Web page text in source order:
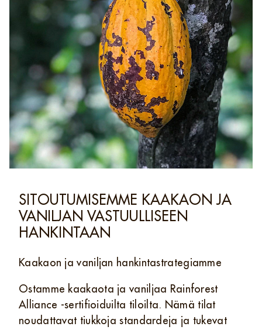
SITOUTUMISEMME KAAKAON JA
VANILJAN VASTUULLISEEN
HANKINTAAN
Kaakaon ja vaniljan hankintastrategiamme
Ostamme kaakaota ja vaniljaa Rainforest
Alliance ‑sertifioiduilta tiloilta. Nämä tilat
noudattavat tiukkoja standardeja ja tukevat